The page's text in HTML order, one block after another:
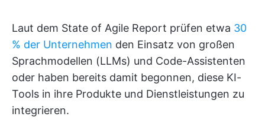
Laut dem State of Agile Report prüfen etwa 30
% der Unternehmen den Einsatz von großen
Sprachmodellen (LLMs) und Code-Assistenten
oder haben bereits damit begonnen, diese KI-
Tools in ihre Produkte und Dienstleistungen zu
integrieren.